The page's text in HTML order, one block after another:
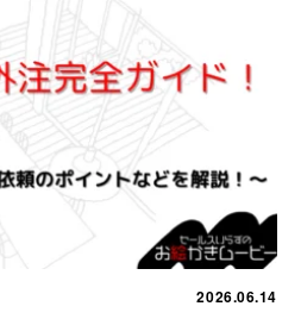
2026.06.14